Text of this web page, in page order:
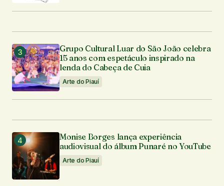
Grupo Cultural Luar do São João celebra
15 anos com espetáculo inspirado na
lenda do Cabeça de Cuia
Arte do Piauí
Monise Borges lança experiência
audiovisual do álbum Punaré no YouTube
Arte do Piauí